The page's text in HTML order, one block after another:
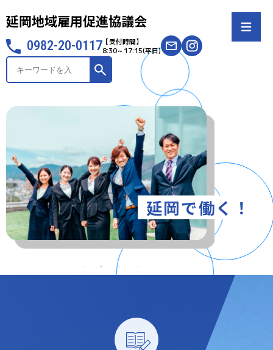
延岡地域雇用促進協議会
0982-20-0117 【受付時間】
8:30～17:15(平日)
検
延岡で働く！